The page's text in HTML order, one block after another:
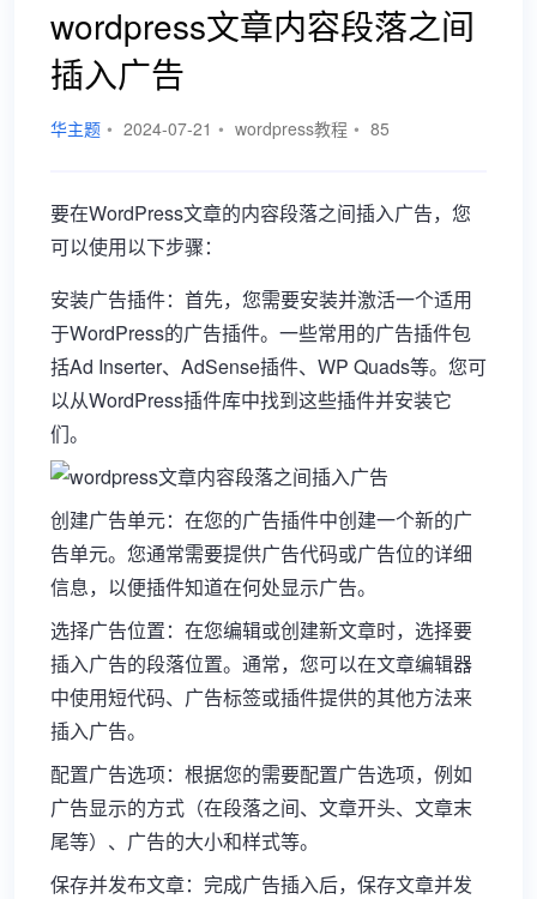
wordpress文章内容段落之间
插入广告
华主题 • 2024-07-21 • wordpress教程 • 85
要在WordPress文章的内容段落之间插入广告，您
可以使用以下步骤：
安装广告插件：首先，您需要安装并激活一个适用
于WordPress的广告插件。一些常用的广告插件包
括Ad Inserter、AdSense插件、WP Quads等。您可
以从WordPress插件库中找到这些插件并安装它
们。
创建广告单元：在您的广告插件中创建一个新的广
告单元。您通常需要提供广告代码或广告位的详细
信息，以便插件知道在何处显示广告。
选择广告位置：在您编辑或创建新文章时，选择要
插入广告的段落位置。通常，您可以在文章编辑器
中使用短代码、广告标签或插件提供的其他方法来
插入广告。
配置广告选项：根据您的需要配置广告选项，例如
广告显示的方式（在段落之间、文章开头、文章末
尾等）、广告的大小和样式等。
保存并发布文章：完成广告插入后，保存文章并发